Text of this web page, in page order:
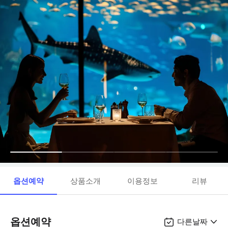
옵션예약 상품소개 이용정보 리뷰
옵션예약 다른날짜